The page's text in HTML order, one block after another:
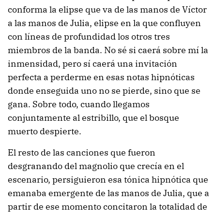
conforma la elipse que va de las manos de Víctor
a las manos de Julia, elipse en la que confluyen
con líneas de profundidad los otros tres
miembros de la banda. No sé si caerá sobre mí la
inmensidad, pero sí caerá una invitación
perfecta a perderme en esas notas hipnóticas
donde enseguida uno no se pierde, sino que se
gana. Sobre todo, cuando llegamos
conjuntamente al estribillo, que el bosque
muerto despierte.
El resto de las canciones que fueron
desgranando del magnolio que crecía en el
escenario, persiguieron esa tónica hipnótica que
emanaba emergente de las manos de Julia, que a
partir de ese momento concitaron la totalidad de